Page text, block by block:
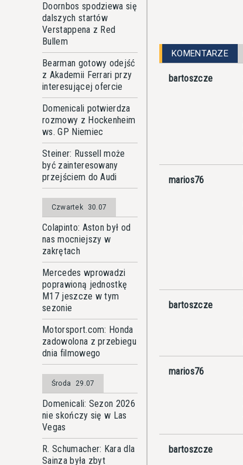
Doornbos spodziewa się
dalszych startów
Verstappena z Red
Bullem
Bearman gotowy odejść
z Akademii Ferrari przy
interesującej ofercie
Domenicali potwierdza
rozmowy z Hockenheim
ws. GP Niemiec
Steiner: Russell może
być zainteresowany
przejściem do Audi
Czwartek 30.07
Colapinto: Aston był od
nas mocniejszy w
zakrętach
Mercedes wprowadzi
poprawioną jednostkę
M17 jeszcze w tym
sezonie
Motorsport.com: Honda
zadowolona z przebiegu
dnia filmowego
Środa 29.07
Domenicali: Sezon 2026
nie skończy się w Las
Vegas
R. Schumacher: Kara dla
Sainza była zbyt
KOMENTARZE
bartoszcze
marios76
bartoszcze
marios76
bartoszcze